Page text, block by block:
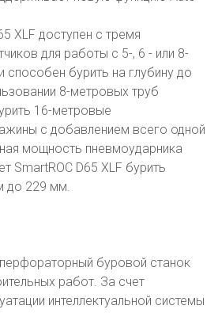
XLF доступен с тремя
для работы с 5-, 6 - или 8-
бурить на глубину до
8-метровых труб
16-метровые
с добавлением всего одной
мощность пневмоударника
SmartROC D65 XLF бурить
до 229 мм.
перфораторный буровой станок
работ. За счет
интеллектуальной системы